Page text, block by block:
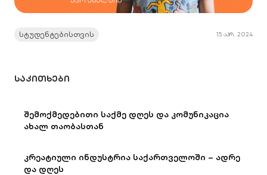
სტუდენტებისთვის 15 აპრ. 2024
ᲡᲐᲙᲘᲗᲮᲔᲑᲘ
შემოქმედებითი საქმე დღეს და კომუნიკაცია
ახალ თაობასთან
კრეატიული ინდუსტრია საქართველოში – ადრე
და დღეს